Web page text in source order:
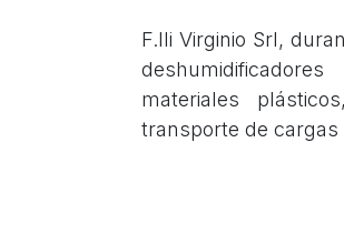
F.lli Virginio Srl,
materiales
transporte de